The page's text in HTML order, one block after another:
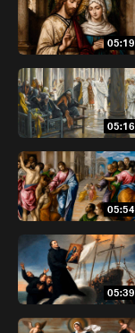
05:19
05:16
05:54
05:39